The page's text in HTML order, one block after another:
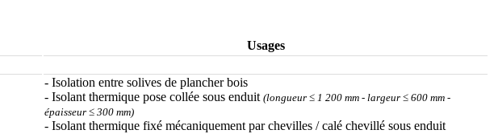
Usages
- Isolation entre solives de plancher bois
- Isolant thermique pose collée sous enduit (longueur ≤ 1 200 mm - largeur ≤ 600 mm -
épaisseur ≤ 300 mm)
- Isolant thermique fixé mécaniquement par chevilles / calé chevillé sous enduit